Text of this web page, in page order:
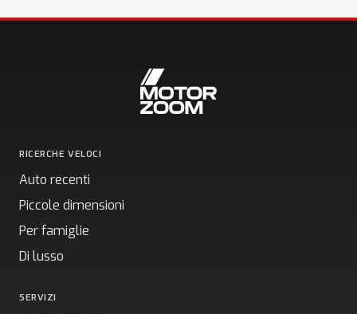
RICERCHE VELOCI
Auto recenti
Piccole dimensioni
Per famiglie
Di lusso
SERVIZI